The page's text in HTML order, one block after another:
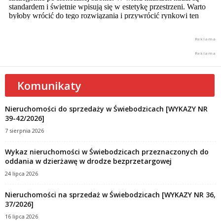
Komunikaty
Nieruchomości do sprzedaży w Świebodzicach [WYKAZY NR
39-42/2026]
7 sierpnia 2026
Wykaz nieruchomości w Świebodzicach przeznaczonych do
oddania w dzierżawę w drodze bezprzetargowej
24 lipca 2026
Nieruchomości na sprzedaż w Świebodzicach [WYKAZY NR 36,
37/2026]
16 lipca 2026